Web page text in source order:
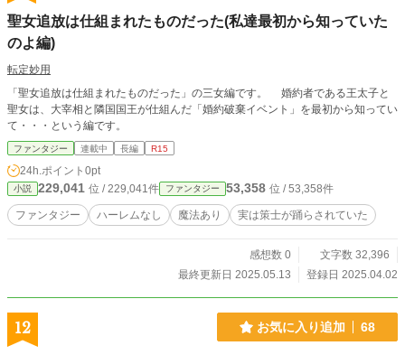
聖女追放は仕組まれたものだった(私達最初から知っていた
のよ編)
転定妙用
「聖女追放は仕組まれたものだった」の三女編です。 婚約者である王太子と
聖女は、大宰相と隣国国王が仕組んだ「婚約破棄イベント」を最初から知ってい
て・・・という編です。
ファンタジー 連載中 長編 R15
24h.ポイント 0pt
小説 229,041 位 / 229,041件 ファンタジー 53,358 位 / 53,358件
ファンタジー ハーレムなし 魔法あり 実は策士が踊らされていた
感想数 0
文字数 32,396
最終更新日 2025.05.13
登録日 2025.04.02
12 お気に入り追加 68